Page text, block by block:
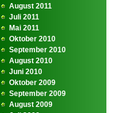
August 2011
Juli 2011
Mai 2011
Oktober 2010
September 2010
August 2010
Juni 2010
Oktober 2009
September 2009
August 2009